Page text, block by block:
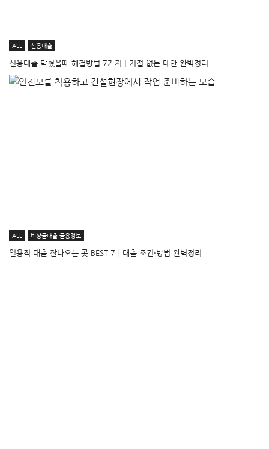
ALL 신용대출
신용대출 막혔을때 해결방법 7가지│거절 없는 대안 완벽정리
ALL 비상금대출·금융정보
일용직 대출 잘나오는 곳 BEST 7│대출 조건·방법 완벽정리